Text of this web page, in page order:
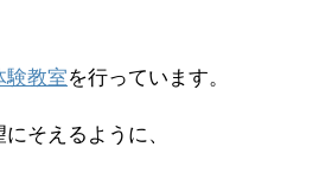
験教室を行っています。
そえるように、